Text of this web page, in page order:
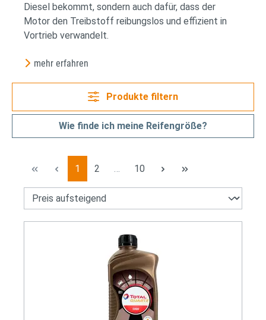
Diesel bekommt, sondern auch dafür, dass der
Motor den Treibstoff reibungslos und effizient in
Vortrieb verwandelt.
mehr erfahren
Produkte filtern
Wie finde ich meine Reifengröße?
Seite
1 Seite
2 … Seite
10